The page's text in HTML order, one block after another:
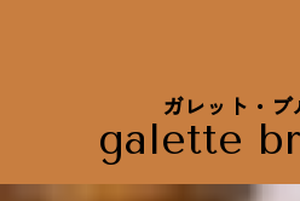
ガレット・ブ
galette